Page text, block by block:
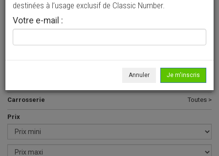
Ajouter une annonce
> Rechercher un véhicule
F100 >
Carrosserie Toutes >
Prix
destinées à l’usage exclusif de Classic Number.
Votre e-mail :
Annuler Je m'inscris